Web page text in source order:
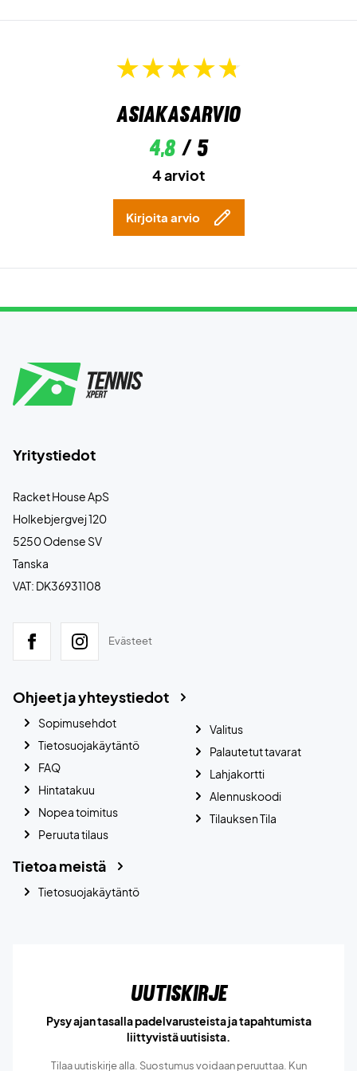
Asiakasarvio
4,8 / 5
4 arviot
Kirjoita arvio
Yritystiedot
Racket House ApS
Holkebjergvej 120
5250 Odense SV
Tanska
VAT: DK36931108
Evästeet
Ohjeet ja yhteystiedot
Sopimusehdot
Tietosuojakäytäntö
FAQ
Hintatakuu
Nopea toimitus
Peruuta tilaus
Valitus
Palautetut tavarat
Lahjakortti
Alennuskoodi
Tilauksen Tila
Tietoa meistä
Tietosuojakäytäntö
Uutiskirje
Pysy ajan tasalla padelvarusteista ja tapahtumista
liittyvistä uutisista.
Tilaa uutiskirje alla. Suostumus voidaan peruuttaa. Kun